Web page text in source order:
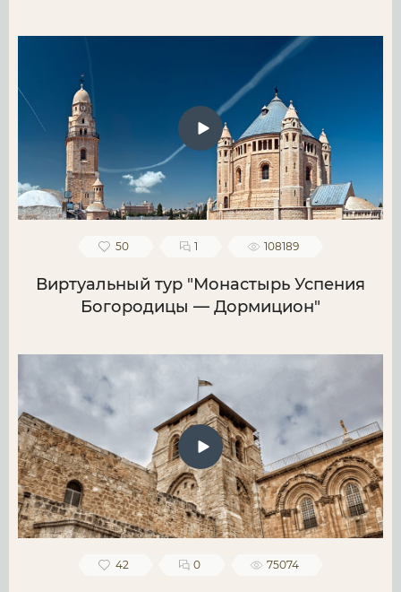
50 1 108189
Виртуальный тур "Монастырь Успения
Богородицы — Дормицион"
42 0 75074